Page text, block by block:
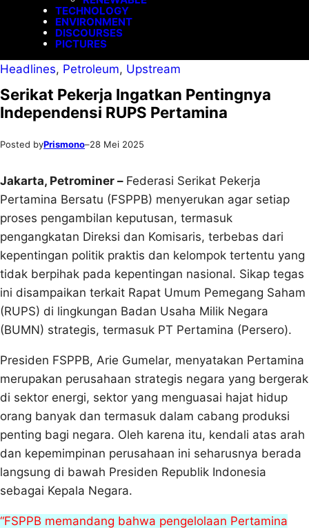
TECHNOLOGY
ENVIRONMENT
DISCOURSES
PICTURES
Headlines, Petroleum, Upstream
Serikat Pekerja Ingatkan Pentingnya
Independensi RUPS Pertamina
Posted byPrismono–28 Mei 2025
Jakarta, Petrominer – Federasi Serikat Pekerja
Pertamina Bersatu (FSPPB) menyerukan agar setiap
proses pengambilan keputusan, termasuk
pengangkatan Direksi dan Komisaris, terbebas dari
kepentingan politik praktis dan kelompok tertentu yang
tidak berpihak pada kepentingan nasional. Sikap tegas
ini disampaikan terkait Rapat Umum Pemegang Saham
(RUPS) di lingkungan Badan Usaha Milik Negara
(BUMN) strategis, termasuk PT Pertamina (Persero).
Presiden FSPPB, Arie Gumelar, menyatakan Pertamina
merupakan perusahaan strategis negara yang bergerak
di sektor energi, sektor yang menguasai hajat hidup
orang banyak dan termasuk dalam cabang produksi
penting bagi negara. Oleh karena itu, kendali atas arah
dan kepemimpinan perusahaan ini seharusnya berada
langsung di bawah Presiden Republik Indonesia
sebagai Kepala Negara.
“FSPPB memandang bahwa pengelolaan Pertamina